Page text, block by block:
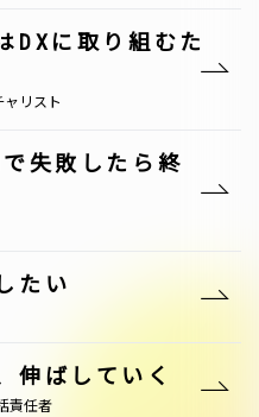
DXに取り組むた
リスト
失敗したら終
たい
伸ばしていく
責任者